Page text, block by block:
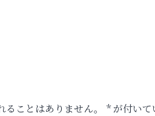
ことはありません。 *が付いて